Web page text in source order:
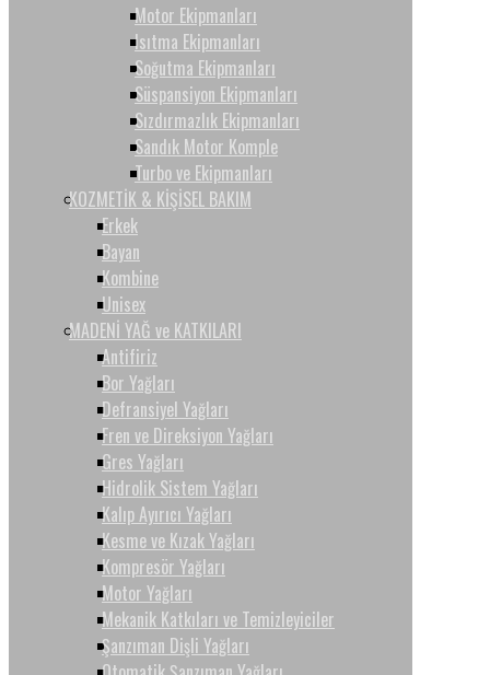
Motor Ekipmanları
Isıtma Ekipmanları
Soğutma Ekipmanları
Süspansiyon Ekipmanları
Sızdırmazlık Ekipmanları
Sandık Motor Komple
Turbo ve Ekipmanları
KOZMETİK & KİŞİSEL BAKIM
Erkek
Bayan
Kombine
Unisex
MADENİ YAĞ ve KATKILARI
Antifiriz
Bor Yağları
Defransiyel Yağları
Fren ve Direksiyon Yağları
Gres Yağları
Hidrolik Sistem Yağları
Kalıp Ayırıcı Yağları
Kesme ve Kızak Yağları
Kompresör Yağları
Motor Yağları
Mekanik Katkıları ve Temizleyiciler
Şanzıman Dişli Yağları